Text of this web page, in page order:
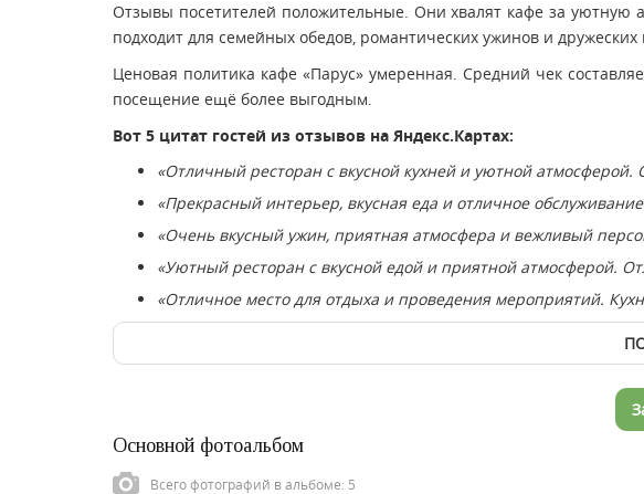
Отзывы посетителей положительные. Они хвалят кафе за уютную
подходит для семейных обедов, романтических ужинов и дружеских
Ценовая политика кафе «Парус» умеренная. Средний чек
посещение ещё более выгодным.
Вот 5 цитат гостей из отзывов на Яндекс.Картах:
«Отличный ресторан с вкусной кухней и уютной
«Прекрасный интерьер, вкусная еда и отличное
«Очень вкусный ужин, приятная атмосфера и вежливый
«Уютный ресторан с вкусной едой и приятной атмосферой.
«Отличное место для отдыха и проведения мероприятий.
Основной фотоальбом
Всего фотографий в альбоме: 5